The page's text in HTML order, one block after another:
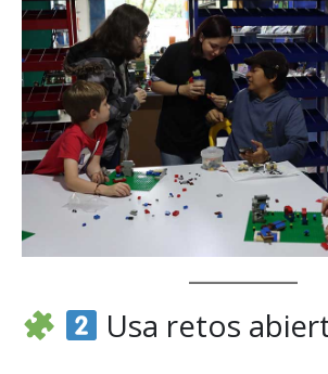
Usa retos